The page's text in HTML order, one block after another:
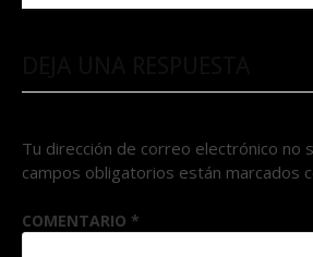
Tu dirección de correo electrónico no
campos obligatorios están marcados
COMENTARIO *